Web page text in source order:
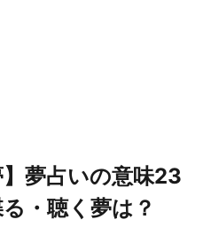
】夢占いの意味23
・聴く夢は？